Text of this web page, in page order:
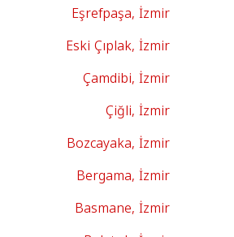
Eşrefpaşa, İzmir
Eski Çıplak, İzmir
Çamdibi, İzmir
Çiğli, İzmir
Bozcayaka, İzmir
Bergama, İzmir
Basmane, İzmir